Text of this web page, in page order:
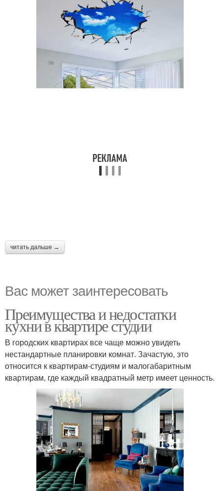
читать дальше →
Вас может заинтересовать
Преимущества и недостатки
кухни в квартире студии
В городских квартирах все чаще можно увидеть
нестандартные планировки комнат. Зачастую, это
относится к квартирам-студиям и малогабаритным
квартирам, где каждый квадратный метр имеет ценность.